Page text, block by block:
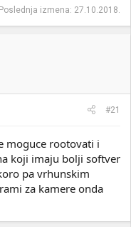
Poslednja izmena: 27.10.2018.
#21
moguce rootovati i
koji imaju bolji softver
pa vrhunskim
za kamere onda